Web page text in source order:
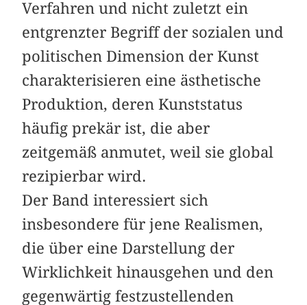
Verfahren und nicht zuletzt ein
entgrenzter Begriff der sozialen und
politischen Dimension der Kunst
charakterisieren eine ästhetische
Produktion, deren Kunststatus
häufig prekär ist, die aber
zeitgemäß anmutet, weil sie global
rezipierbar wird.
Der Band interessiert sich
insbesondere für jene Realismen,
die über eine Darstellung der
Wirklichkeit hinausgehen und den
gegenwärtig festzustellenden